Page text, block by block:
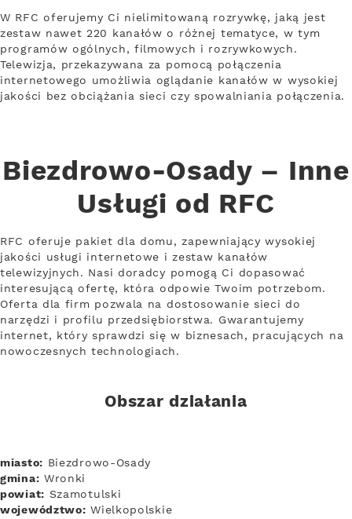
W RFC oferujemy Ci nielimitowaną rozrywkę, jaką jest
zestaw nawet 220 kanałów o różnej tematyce, w tym
programów ogólnych, filmowych i rozrywkowych.
Telewizja, przekazywana za pomocą połączenia
internetowego umożliwia oglądanie kanałów w wysokiej
jakości bez obciążania sieci czy spowalniania połączenia.
Biezdrowo-Osady – Inne
Usługi od RFC
RFC oferuje pakiet dla domu, zapewniający wysokiej
jakości usługi internetowe i zestaw kanałów
telewizyjnych. Nasi doradcy pomogą Ci dopasować
interesującą ofertę, która odpowie Twoim potrzebom.
Oferta dla firm pozwala na dostosowanie sieci do
narzędzi i profilu przedsiębiorstwa. Gwarantujemy
internet, który sprawdzi się w biznesach, pracujących na
nowoczesnych technologiach.
Obszar działania
miasto: Biezdrowo-Osady
gmina: Wronki
powiat: Szamotulski
województwo: Wielkopolskie